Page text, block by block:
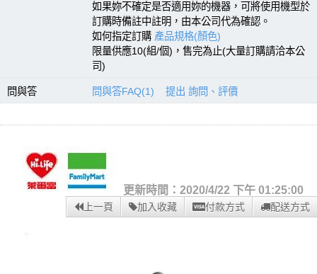
如果妳不確定是否適用妳的機器，可將使用機型於
訂購時備註中註明，由本公司代為確認。
如何指定訂購 產品規格(顏色)
限量供應10(組/個)，售完為止(大量訂購請洽本公
司)
問與答 問與答FAQ(1) 提出 詢問、評價
更新時間：2020/4/22 下午 01:25:00
上一頁 加入收藏 付款方式 配送方式